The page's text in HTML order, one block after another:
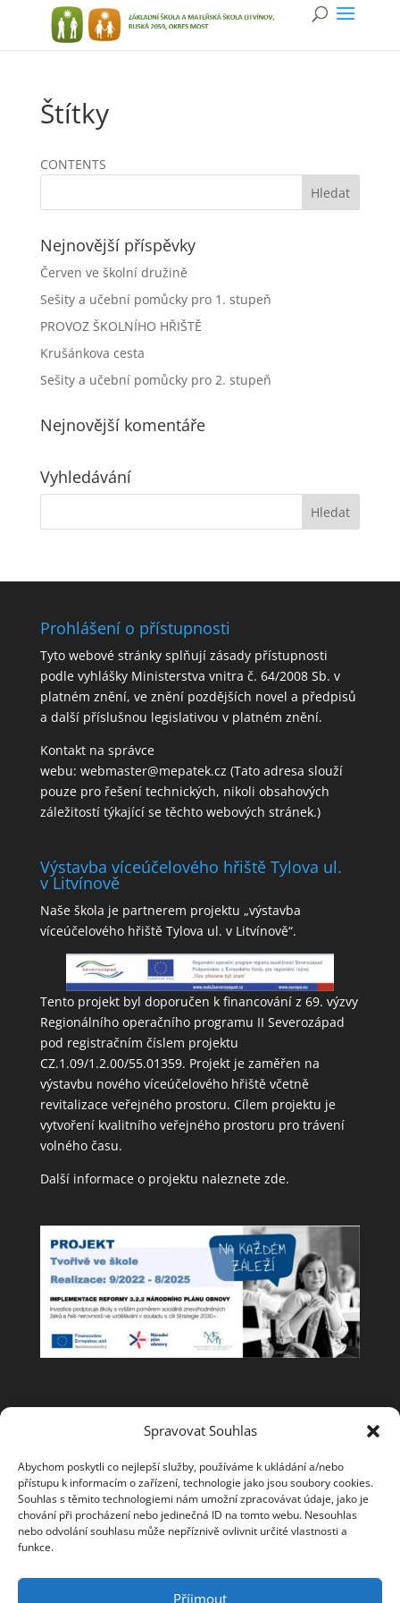
Spravovat Souhlas
Abychom poskytli co nejlepší služby, používáme k ukládání a/nebo
přístupu k informacím o zařízení, technologie jako jsou soubory cookies.
Souhlas s těmito technologiemi nám umožní zpracovávat údaje, jako je
chování při procházení nebo jedinečná ID na tomto webu. Nesouhlas
nebo odvolání souhlasu může nepříznivě ovlivnit určité vlastnosti a
funkce.
Příjmout
Štítky
CONTENTS
Nejnovější příspěvky
Červen ve školní družině
Sešity a učební pomůcky pro 1. stupeň
PROVOZ ŠKOLNÍHO HŘIŠTĚ
Krušánkova cesta
Sešity a učební pomůcky pro 2. stupeň
Nejnovější komentáře
Vyhledávání
Prohlášení o přístupnosti
Tyto webové stránky splňují zásady přístupnosti
podle vyhlášky Ministerstva vnitra č. 64/2008 Sb. v
platném znění, ve znění pozdějších novel a předpisů
a další příslušnou legislativou v platném znění.
Kontakt na správce
webu: webmaster@mepatek.cz (Tato adresa slouží
pouze pro řešení technických, nikoli obsahových
záležitostí týkající se těchto webových stránek.)
Výstavba víceúčelového hřiště Tylova ul.
v Litvínově
Naše škola je partnerem projektu „výstavba
víceúčelového hřiště Tylova ul. v Litvínově“.
Tento projekt byl doporučen k financování z 69. výzvy
Regionálního operačního programu II Severozápad
pod registračním číslem projektu
CZ.1.09/1.2.00/55.01359. Projekt je zaměřen na
výstavbu nového víceúčelového hřiště včetně
revitalizace veřejného prostoru. Cílem projektu je
vytvoření kvalitního veřejného prostoru pro trávení
volného času.
Další informace o projektu naleznete zde.
Spolupracujeme